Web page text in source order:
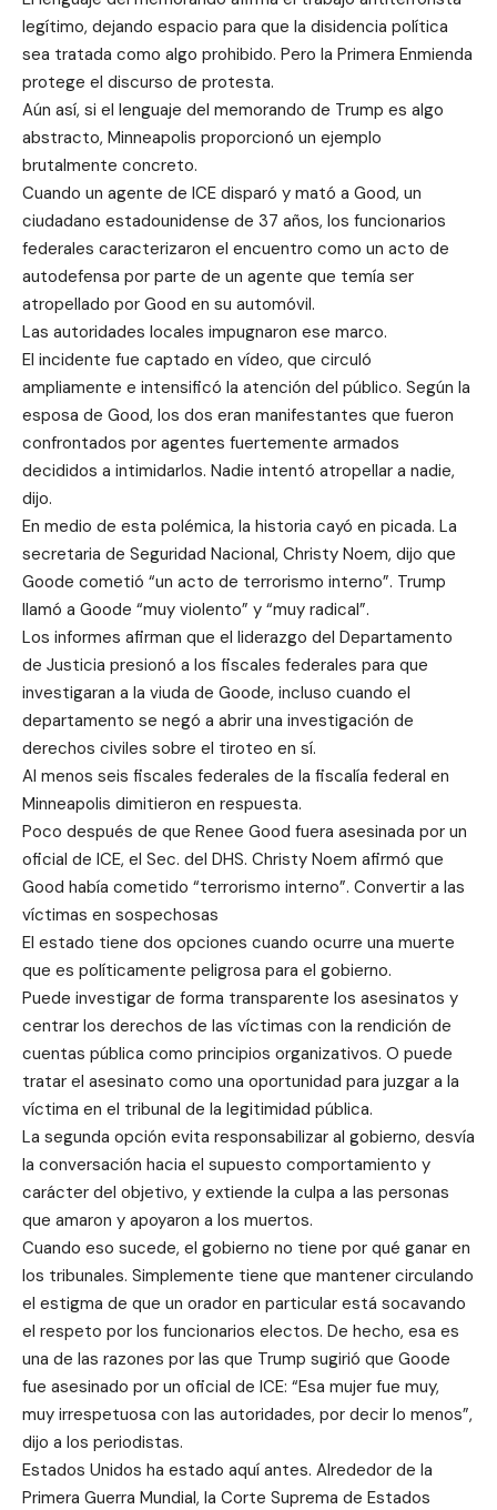
legítimo, dejando espacio para que la disidencia política
sea tratada como algo prohibido. Pero la Primera Enmienda
protege el discurso de protesta.
Aún así, si el lenguaje del memorando de Trump es algo
abstracto, Minneapolis proporcionó un ejemplo
brutalmente concreto.
Cuando un agente de ICE disparó y mató a Good, un
ciudadano estadounidense de 37 años, los funcionarios
federales caracterizaron el encuentro como un acto de
autodefensa por parte de un agente que temía ser
atropellado por Good en su automóvil.
Las autoridades locales impugnaron ese marco.
El incidente fue captado en vídeo, que circuló
ampliamente e intensificó la atención del público. Según la
esposa de Good, los dos eran manifestantes que fueron
confrontados por agentes fuertemente armados
decididos a intimidarlos. Nadie intentó atropellar a nadie,
dijo.
En medio de esta polémica, la historia cayó en picada. La
secretaria de Seguridad Nacional, Christy Noem, dijo que
Goode cometió “un acto de terrorismo interno”. Trump
llamó a Goode “muy violento” y “muy radical”.
Los informes afirman que el liderazgo del Departamento
de Justicia presionó a los fiscales federales para que
investigaran a la viuda de Goode, incluso cuando el
departamento se negó a abrir una investigación de
derechos civiles sobre el tiroteo en sí.
Al menos seis fiscales federales de la fiscalía federal en
Minneapolis dimitieron en respuesta.
Poco después de que Renee Good fuera asesinada por un
oficial de ICE, el Sec. del DHS. Christy Noem afirmó que
Good había cometido “terrorismo interno”. Convertir a las
víctimas en sospechosas
El estado tiene dos opciones cuando ocurre una muerte
que es políticamente peligrosa para el gobierno.
Puede investigar de forma transparente los asesinatos y
centrar los derechos de las víctimas con la rendición de
cuentas pública como principios organizativos. O puede
tratar el asesinato como una oportunidad para juzgar a la
víctima en el tribunal de la legitimidad pública.
La segunda opción evita responsabilizar al gobierno, desvía
la conversación hacia el supuesto comportamiento y
carácter del objetivo, y extiende la culpa a las personas
que amaron y apoyaron a los muertos.
Cuando eso sucede, el gobierno no tiene por qué ganar en
los tribunales. Simplemente tiene que mantener circulando
el estigma de que un orador en particular está socavando
el respeto por los funcionarios electos. De hecho, esa es
una de las razones por las que Trump sugirió que Goode
fue asesinado por un oficial de ICE: “Esa mujer fue muy,
muy irrespetuosa con las autoridades, por decir lo menos”,
dijo a los periodistas.
Estados Unidos ha estado aquí antes. Alrededor de la
Primera Guerra Mundial, la Corte Suprema de Estados